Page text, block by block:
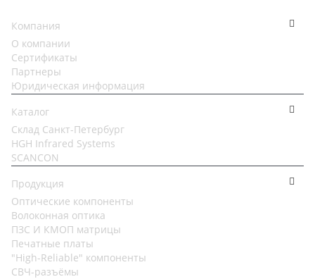
Компания
О компании
Сертификаты
Партнеры
Юридическая информация
Каталог
Cклад Санкт-Петербург
HGH Infrared Systems
SCANCON
Продукция
Оптические компоненты
Волоконная оптика
ПЗС И КМОП матрицы
Печатные платы
"High-Reliable" компоненты
СВЧ-разъёмы